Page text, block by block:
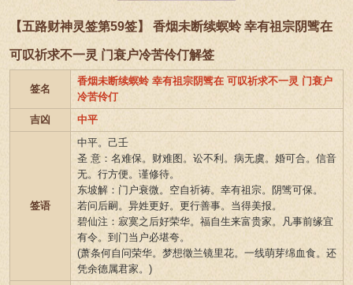
【五路财神灵签第59签】 香烟未断续螟蛉 幸有祖宗阴骘在
可叹祈求不一灵 门衰户冷苦伶仃解签
签名
香烟未断续螟蛉 幸有祖宗阴骘在 可叹祈求不一灵 门衰户
冷苦伶仃
吉凶
中平
签语
中平。己壬
圣 意：名难保。财难图。讼不利。病无虞。婚可合。信音
无。行方便。谨修待。
东坡解：门户衰微。空自祈祷。幸有祖宗。阴骘可保。
若问后嗣。异姓更好。更行善事。当得美报。
碧仙注：寂寞之后好荣华。福自生来富贵家。凡事前缘宜
有令。到门当户必堪夸。
(萧条何自问荣华。梦想徵兰镜里花。一线萌芽绵血食。还
凭余德属君家。)